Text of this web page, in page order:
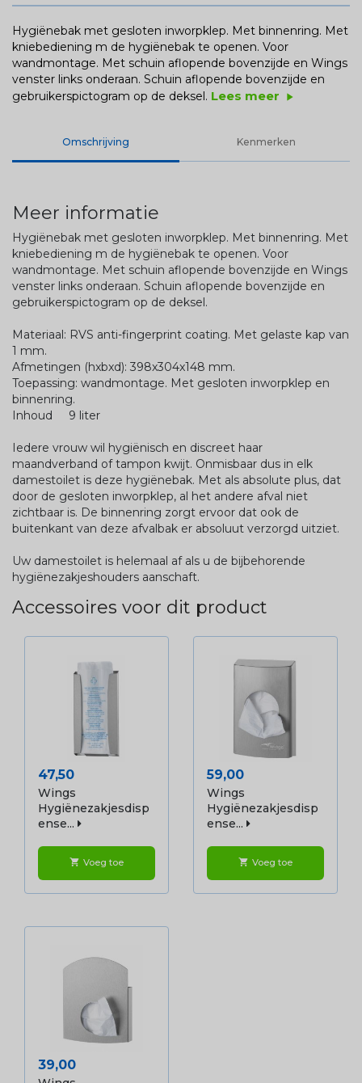
Hygiënebak met gesloten inworpklep. Met binnenring. Met
kniebediening m de hygiënebak te openen. Voor
wandmontage. Met schuin aflopende bovenzijde en Wings
venster links onderaan. Schuin aflopende bovenzijde en
gebruikerspictogram op de deksel. Lees meer play_arrow
Omschrijving Kenmerken
Meer informatie
Hygiënebak met gesloten inworpklep. Met binnenring. Met
kniebediening m de hygiënebak te openen. Voor
wandmontage. Met schuin aflopende bovenzijde en Wings
venster links onderaan. Schuin aflopende bovenzijde en
gebruikerspictogram op de deksel.
Materiaal: RVS anti-fingerprint coating. Met gelaste kap van
1 mm.
Afmetingen (hxbxd): 398x304x148 mm.
Toepassing: wandmontage. Met gesloten inworpklep en
binnenring.
Inhoud 9 liter
Iedere vrouw wil hygiënisch en discreet haar
maandverband of tampon kwijt. Onmisbaar dus in elk
damestoilet is deze hygiënebak. Met als absolute plus, dat
door de gesloten inworpklep, al het andere afval niet
zichtbaar is. De binnenring zorgt ervoor dat ook de
buitenkant van deze afvalbak er absoluut verzorgd uitziet.
Uw damestoilet is helemaal af als u de bijbehorende
hygiënezakjeshouders aanschaft.
Accessoires voor dit product
Prijs
47,50
Wings
Hygiënezakjesdisp
Ense...
shopping_cart Voeg toe
Prijs
59,00
Wings
Hygiënezakjesdisp
Ense...
shopping_cart Voeg toe
Prijs
39,00